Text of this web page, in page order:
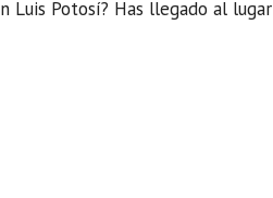
Luis Potosí? Has llegado al lugar